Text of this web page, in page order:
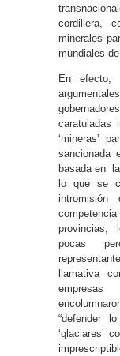
cordillera,
minerales
mundiales
En efecto,
caratuladas
‘mineras’
sancionada
basada en la
lo que se
provincias,
pocas
llamativa
“defender
‘glaciares’